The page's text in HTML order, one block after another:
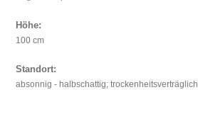
Höhe:
100 cm
Standort:
absonnig - halbschattig; trockenheitsverträglich